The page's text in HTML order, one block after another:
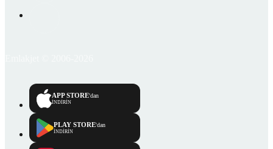
APP STORE'dan
İNDİRİN
PLAY STORE'dan
İNDİRİN